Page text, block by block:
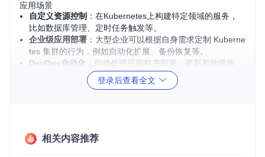
应用场景
自定义资源控制 ：在Kubernetes上构建特定领域的服务，
比如数据库管理、定时任务触发等。
企业级应用部署 ：大型企业可以根据自身需求定制 Kuberne
tes 集群的行为，例如自动化扩展、备份恢复等。
DevOps自动化 ：自动处理应用程序部署、更新和故障恢
满足多样化需求。
可扩展性强：可以根据业务需求扩展Kubernetes API，创
登录后查看全文
相关内容推荐